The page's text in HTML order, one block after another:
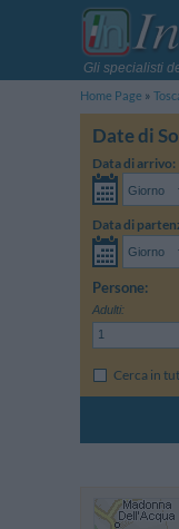
Gli specialisti
Home Page
Date di
Data di arrivo:
Data di
Persone:
Adulti:
Cerca in